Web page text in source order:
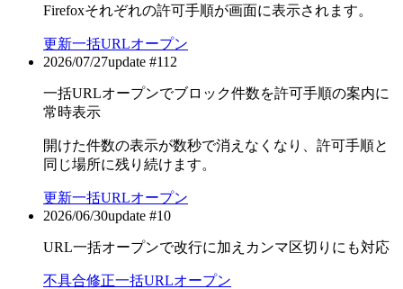
Firefoxそれぞれの許可手順が画面に表示されます。
更新一括URLオープン
2026/07/27update #112
一括URLオープンでブロック件数を許可手順の案内に
常時表示
開けた件数の表示が数秒で消えなくなり、許可手順と
同じ場所に残り続けます。
更新一括URLオープン
2026/06/30update #10
URL一括オープンで改行に加えカンマ区切りにも対応
不具合修正一括URLオープン